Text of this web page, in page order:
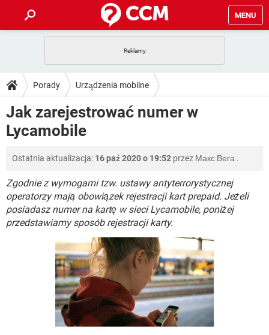
MENU
GRY WHATSAPP
SPOTIFY NETFLIX
INSTAGRAM
PORADY
PlayStation TIKTOK
GRY WHATSAPP
SPOTIFY
INSTAGRAM FACEBOOK
WINDOWS 10
DO POBRANIA
ANDROID
INSTAGRAM FACEBOOK
WINDOWS 10
FORUM
COVID-19 TIKTOK
GRY WHATSAPP
SPOTIFY NETFLIX
INSTAGRAM FACEBOOK
WINDOWS 10
COVID-19 TIKTOK
GRY WHATSAPP
FACEBOOK
WINDOWS 10
Porady Urządzenia mobilne
Operatorzy telefonii komórkowej
Jak zarejestrować numer w
Lycamobile
Ostatnia aktualizacja: 16 paź 2020 o 19:52 przez Макс Вега .
Zgodnie z wymogami tzw. ustawy antyterrorystycznej
operatorzy mają obowiązek rejestracji kart prepaid. Jeżeli
posiadasz numer na kartę w sieci Lycamobile, poniżej
przedstawiamy sposób rejestracji karty.